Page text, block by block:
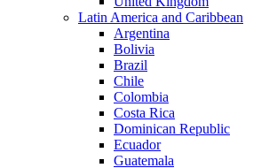
Latin America and Caribbean
Argentina
Bolivia
Brazil
Chile
Colombia
Costa Rica
Dominican Republic
Ecuador
Guatemala